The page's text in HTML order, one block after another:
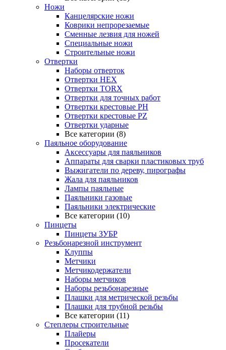
Ножи
Канцелярские ножи
Коврики непрорезаемые
Сменные лезвия для ножей
Специальные ножи
Строительные ножи
Отвертки
Наборы отверток
Отвертки HEX
Отвертки TORX
Отвертки для точных работ
Отвертки крестовые PH
Отвертки крестовые PZ
Отвертки ударные
Все категории (8)
Паяльное оборудование
Аксессуары для паяльников
Аппараты для сварки пластиковых труб
Выжигатели по дереву, пирографы
Жала для паяльников
Лампы паяльные
Паяльники газовые
Паяльники электрические
Все категории (10)
Пинцеты
Пинцеты ЗУБР
Резьбонарезной инструмент
Клуппы
Метчики
Метчикодержатели
Наборы метчиков
Наборы резьбонарезные
Плашки для метрической резьбы
Плашки для трубной резьбы
Все категории (11)
Степлеры строительные
Плайеры
Просекатели